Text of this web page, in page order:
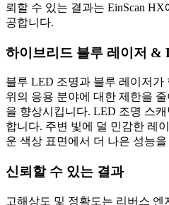
뢰할 수 있는 결과는 EinScan
공합니다.
하이브리드 블루 레이저 &
블루 LED 조명과 블루 레이저가
위의 응용 분야에 대한 제한을
을 향상시킵니다. LED 조명 스
합니다. 주변 빛에 덜 민감한 레
운 색상 표면에서 더 나은 성능
신뢰할 수 있는 결과
고해상도 및 정확도는 리버스